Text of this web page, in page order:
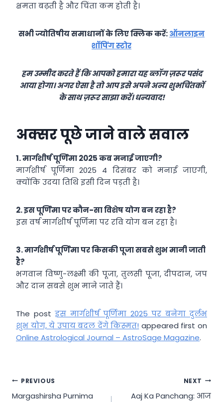
क्षमता बढ़ती है और चिंता कम होती है।
सभी ज्योतिषीय समाधानों के लिए क्लिक करें:ऑनलाइन
शॉपिंग स्टोर
हम उम्मीद करते हैं कि आपको हमारा यह ब्लॉग ज़रूर पसंद
आया होगा। अगर ऐसा है तो आप इसे अपने अन्य शुभचिंतकों
के साथ ज़रूर साझा करें। धन्यवाद!
अक्सर पूछे जाने वाले सवाल
1.मार्गशीर्ष पूर्णिमा 2025 कब मनाई जाएगी?
मार्गशीर्ष पूर्णिमा 2025 4 दिसंबर को मनाई जाएगी,
क्योंकि उदया तिथि इसी दिन पड़ती है।
2.इस पूर्णिमा पर कौन-सा विशेष योग बन रहा है?
इस वर्ष मार्गशीर्ष पूर्णिमा पर रवि योग बन रहा है।
3.मार्गशीर्ष पूर्णिमा पर किसकी पूजा सबसे शुभ मानी जाती
है?
भगवान विष्णु-लक्ष्मी की पूजा, तुलसी पूजा, दीपदान, जप
और दान सबसे शुभ माने जाते हैं।
The post इस मार्गशीर्ष पूर्णिमा 2025 पर बनेगा दुर्लभ
शुभ योग, ये उपाय बदल देंगे किस्मत! appeared first on
Online Astrological Journal – AstroSage Magazine.
Post
PREVIOUS
Margashirsha Purnima
NEXT
Aaj Ka Panchang: आज